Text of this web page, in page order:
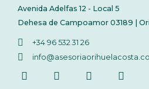
Avenida Adelfas 12 - Local 5
Dehesa de Campoamor 03189 |
+34 96 532 31 26